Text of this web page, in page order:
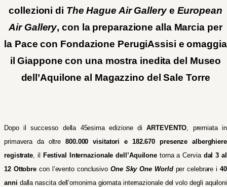
collezioni di The Hague Air Gallerye European
Air Gallery, con la preparazione alla Marcia per
la Pace con Fondazione PerugiAssisi e omaggia
il Giappone con una mostra inedita del Museo
dell’Aquilone al Magazzino del Sale Torre
Dopo il successo della 45esima edizione diARTEVENTO , premiata in
primavera da oltre800.000 visitatori e 182.670 presenze alberghiere
registrate , il Festival Internazionale dell’Aquilone torna a Cervia dal 3 al
12 Ottobre con l’evento conclusivo One Sky One Worldper celebrare i40
anni dalla nascita dell’omonima giornata internazionale del volo degli aquiloni